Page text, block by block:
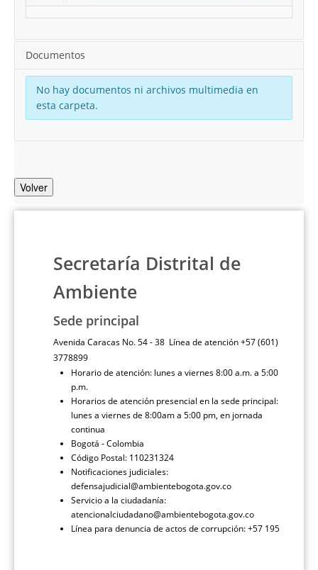
Documentos
No hay documentos ni archivos multimedia en
esta carpeta.
Volver
Secretaría Distrital de
Ambiente
Sede principal
Avenida Caracas No. 54 - 38 Línea de atención +57 (601)
3778899
Horario de atención: lunes a viernes 8:00 a.m. a 5:00
p.m.
Horarios de atención presencial en la sede principal:
lunes a viernes de 8:00am a 5:00 pm, en jornada
continua
Bogotá - Colombia
Código Postal: 110231324
Notificaciones judiciales:
defensajudicial@ambientebogota.gov.co
Servicio a la ciudadanía:
atencionalciudadano@ambientebogota.gov.co
Línea para denuncia de actos de corrupción: +57 195